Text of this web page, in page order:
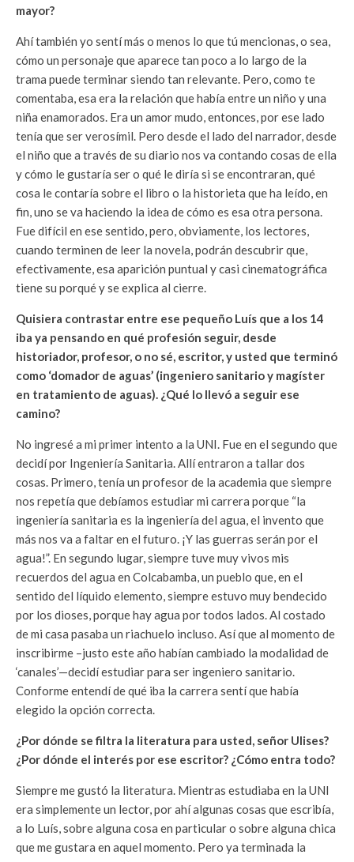
mayor?
Ahí también yo sentí más o menos lo que tú mencionas, o sea,
cómo un personaje que aparece tan poco a lo largo de la
trama puede terminar siendo tan relevante. Pero, como te
comentaba, esa era la relación que había entre un niño y una
niña enamorados. Era un amor mudo, entonces, por ese lado
tenía que ser verosímil. Pero desde el lado del narrador, desde
el niño que a través de su diario nos va contando cosas de ella
y cómo le gustaría ser o qué le diría si se encontraran, qué
cosa le contaría sobre el libro o la historieta que ha leído, en
fin, uno se va haciendo la idea de cómo es esa otra persona.
Fue difícil en ese sentido, pero, obviamente, los lectores,
cuando terminen de leer la novela, podrán descubrir que,
efectivamente, esa aparición puntual y casi cinematográfica
tiene su porqué y se explica al cierre.
Quisiera contrastar entre ese pequeño Luís que a los 14
iba ya pensando en qué profesión seguir, desde
historiador, profesor, o no sé, escritor, y usted que terminó
como ‘domador de aguas’ (ingeniero sanitario y magíster
en tratamiento de aguas). ¿Qué lo llevó a seguir ese
camino?
No ingresé a mi primer intento a la UNI. Fue en el segundo que
decidí por Ingeniería Sanitaria. Allí entraron a tallar dos
cosas. Primero, tenía un profesor de la academia que siempre
nos repetía que debíamos estudiar mi carrera porque “la
ingeniería sanitaria es la ingeniería del agua, el invento que
más nos va a faltar en el futuro. ¡Y las guerras serán por el
agua!”. En segundo lugar, siempre tuve muy vivos mis
recuerdos del agua en Colcabamba, un pueblo que, en el
sentido del líquido elemento, siempre estuvo muy bendecido
por los dioses, porque hay agua por todos lados. Al costado
de mi casa pasaba un riachuelo incluso. Así que al momento de
inscribirme –justo este año habían cambiado la modalidad de
‘canales’—decidí estudiar para ser ingeniero sanitario.
Conforme entendí de qué iba la carrera sentí que había
elegido la opción correcta.
¿Por dónde se filtra la literatura para usted, señor Ulises?
¿Por dónde el interés por ese escritor? ¿Cómo entra todo?
Siempre me gustó la literatura. Mientras estudiaba en la UNI
era simplemente un lector, por ahí algunas cosas que escribía,
a lo Luís, sobre alguna cosa en particular o sobre alguna chica
que me gustara en aquel momento. Pero ya terminada la